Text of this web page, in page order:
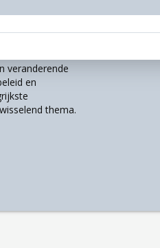
veranderende
en
thema.